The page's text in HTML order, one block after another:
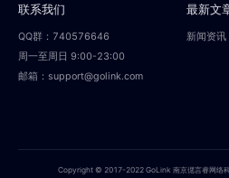
联系我们
QQ群：740576646
周一至周日 9:00-23:00
邮箱：support@golink.com
最新文
新闻资讯
Copyright © 2017-2022 GoLink 南京偲言睿网络